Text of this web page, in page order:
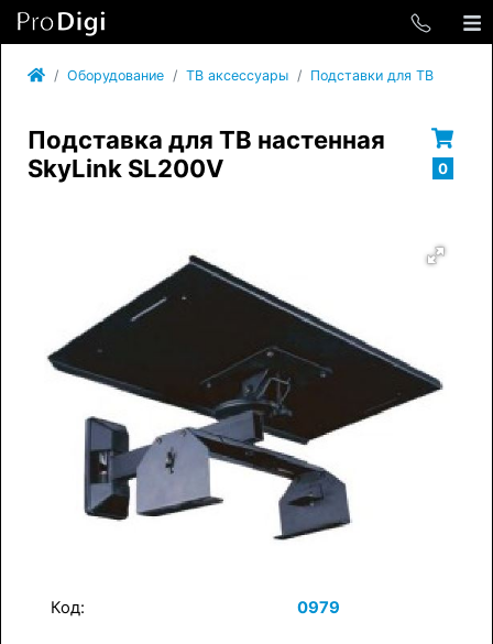
Оборудование ТВ аксессуары Подставки для ТВ
Подставка для ТВ настенная
SkyLink SL200V
0
Код: 0979